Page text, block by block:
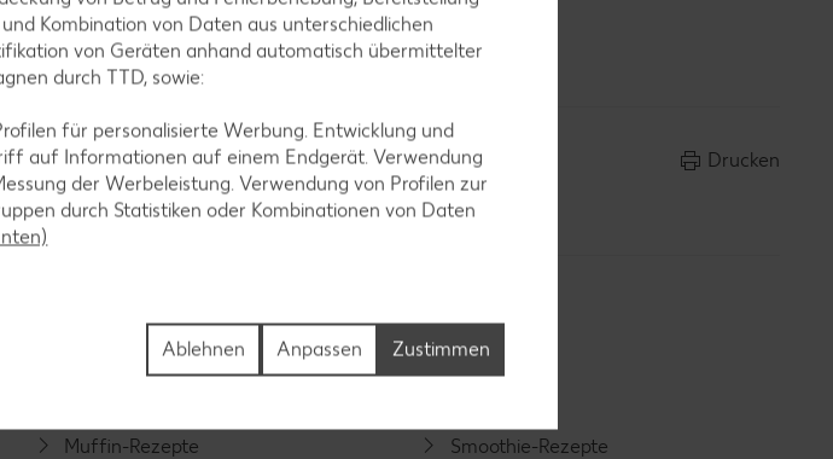
Drucken
Muffin-Rezepte
Smoothie-Rezepte
Kombination von Daten aus unterschiedlichen
von Geräten anhand automatisch übermittelter
durch TTD, sowie:
für personalisierte Werbung. Entwicklung und
auf Informationen auf einem Endgerät. Verwendung
der Werbeleistung. Verwendung von Profilen zur
durch Statistiken oder Kombinationen von Daten
Zustimmen
Anpassen
Ablehnen